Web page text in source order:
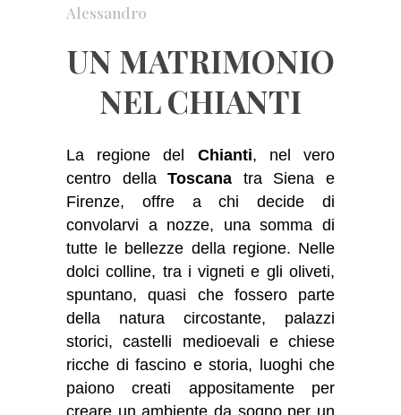
Alessandro
UN MATRIMONIO
NEL CHIANTI
La regione del Chianti, nel vero
centro dellaToscana tra Siena e
Firenze, offre a chi decide di
convolarvi a nozze, una somma di
tutte le bellezze della regione. Nelle
dolci colline, tra i vigneti e gli oliveti,
spuntano, quasi che fossero parte
della natura circostante, palazzi
storici, castelli medioevali e chiese
ricche di fascino e storia, luoghi che
paiono creati appositamente per
creare un ambiente da sogno per un